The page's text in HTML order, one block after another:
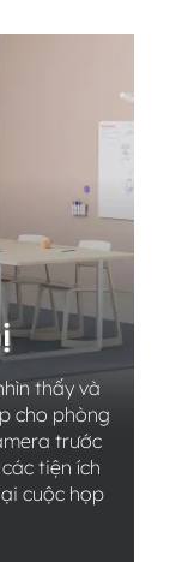
thấy và
cho phòng
trước
tiện ích
cuộc họp